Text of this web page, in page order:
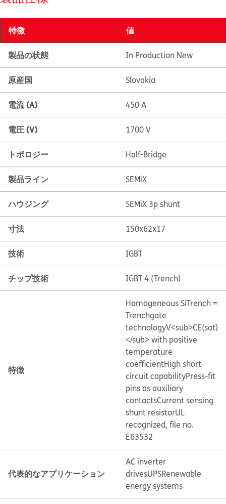
特徴 値
製品の状態 In Production New
原産国 Slovakia
電流 (A) 450 A
電圧 (V) 1700 V
トポロジー Half-Bridge
製品ライン SEMiX
ハウジング SEMiX 3p shunt
寸法 150x62x17
技術 IGBT
チップ技術 IGBT 4 (Trench)
特徴
Homogeneous SiTrench =
Trenchgate
technologyV<sub>CE(sat)
</sub> with positive
temperature
coefficientHigh short
circuit capabilityPress-fit
pins as auxiliary
contactsCurrent sensing
shunt resistorUL
recognized, file no.
E63532
代表的なアプリケーション
AC inverter
drivesUPSRenewable
energy systems